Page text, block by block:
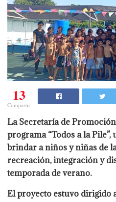
13
Compartir
La Secretaría de
programa “Todos a la
brindar a niños y niñas de
recreación, integración y
temporada de verano.
El proyecto estuvo dirigido